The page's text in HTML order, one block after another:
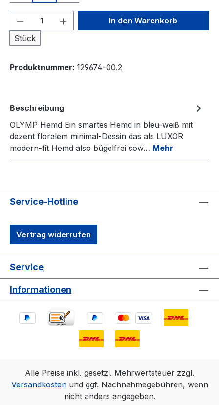
Produkt Anzahl: Gib den
Stück
In den Warenkorb
Produktnummer: 129674-00.2
Beschreibung
OLYMP Hemd Ein smartes Hemd in bleu-weiß mit
dezent floralem minimal-Dessin das als LUXOR
modern-fit Hemd also bügelfrei sow… Mehr
Service-Hotline
Vertrag widerrufen
Service
Informationen
Alle Preise inkl. gesetzl. Mehrwertsteuer zzgl.
Versandkostenund ggf. Nachnahmegebühren, wenn
nicht anders angegeben.